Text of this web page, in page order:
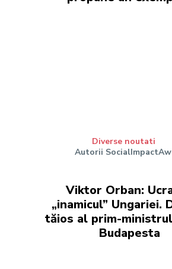
Diverse noutati
Autorii
Viktor Orban:
„inamicul” Ungariei.
tăios al prim-
Budapesta